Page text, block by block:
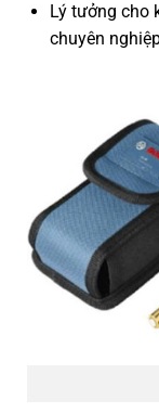
Lý tưởng cho
chuyên